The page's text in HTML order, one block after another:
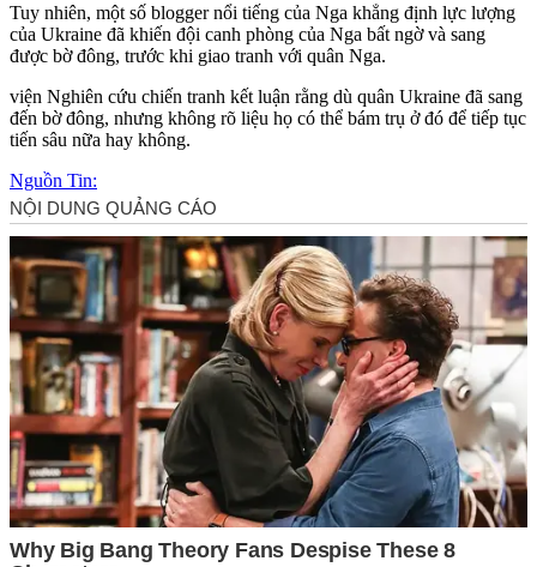
Tuy nhiên, một số blogger nổi tiếng của Nga khẳng định lực lượng
của Ukraine đã khiến đội canh phòng của Nga bất ngờ và sang
được bờ đông, trước khi giao tranh với quân Nga.
viện Nghiên cứu chiến tranh kết luận rằng dù quân Ukraine đã sang
đến bờ đông, nhưng không rõ liệu họ có thể bám trụ ở đó để tiếp tục
tiến sâu nữa hay không.
Nguồn Tin: